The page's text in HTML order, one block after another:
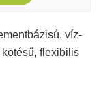
víz-
flexibilis